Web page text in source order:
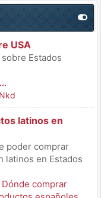
USA
Estados
Nkd
latinos en
poder comprar
latinos en Estados
Dónde comprar